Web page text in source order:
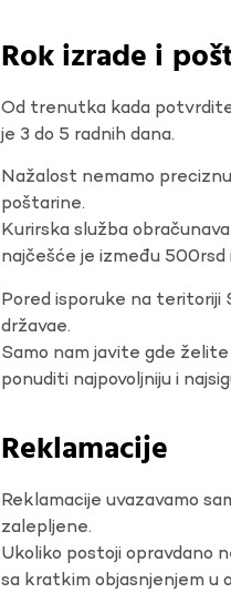
Rok izrade i
Od trenutka kada
je 3 do 5 radnih dana.
Nažalost nemamo
poštarine.
Kurirska služba
najčešće je između 500rsd
Pored isporuke na teritoriji
državae.
Samo nam javite gde
ponuditi najpovoljniju i
Reklamacije
Reklamacije uvazavamo
zalepljene.
Ukoliko postoji opravdano
sa kratkim objasnjenjem u